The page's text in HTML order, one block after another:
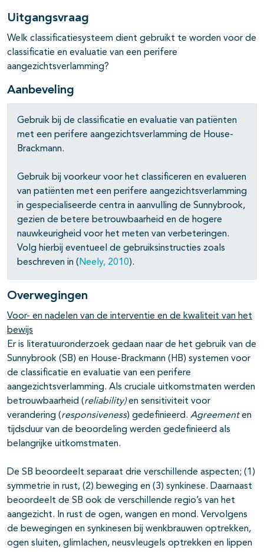
Uitgangsvraag
Welk classificatiesysteem dient gebruikt te worden voor de
classificatie en evaluatie van een perifere
aangezichtsverlamming?
Aanbeveling
Gebruik bij de classificatie en evaluatie van patiënten
met een perifere aangezichtsverlamming de House-
Brackmann.
Gebruik bij voorkeur voor het classificeren en evalueren
van patiënten met een perifere aangezichtsverlamming
in gespecialiseerde centra in aanvulling de Sunnybrook,
gezien de betere betrouwbaarheid en de hogere
nauwkeurigheid voor het meten van verbeteringen.
Volg hierbij eventueel de gebruiksinstructies zoals
beschreven in ( Neely, 2010).
Overwegingen
Voor- en nadelen van de interventie en de kwaliteit van het
bewijs
Er is literatuuronderzoek gedaan naar de het gebruik van de
Sunnybrook (SB) en House-Brackmann (HB) systemen voor
de classificatie en evaluatie van een perifere
aangezichtsverlamming. Als cruciale uitkomstmaten werden
betrouwbaarheid (reliability)en sensitiviteit voor
verandering (responsiveness) gedefinieerd. Agreementen
tijdsduur van de beoordeling werden gedefinieerd als
belangrijke uitkomstmaten.
De SB beoordeelt separaat drie verschillende aspecten; (1)
symmetrie in rust, (2) beweging en (3) synkinese. Daarnaast
beoordeelt de SB ook de verschillende regio’s van het
aangezicht. In rust de ogen, wangen en mond. Vervolgens
de bewegingen en synkinesen bij wenkbrauwen optrekken,
ogen sluiten, glimlachen, neusvleugels optrekken en lippen